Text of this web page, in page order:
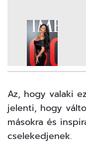
Az, hogy valaki
jelenti, hogy
másokra és
cselekedjenek.